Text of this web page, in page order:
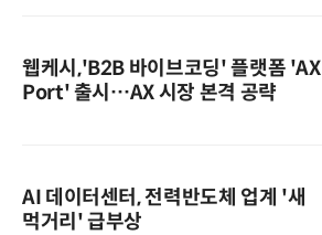
웹케시,'B2B 바이브코딩' 플랫폼 'AX
Port' 출시…AX 시장 본격 공략
AI 데이터센터, 전력반도체 업계 '새
먹거리' 급부상